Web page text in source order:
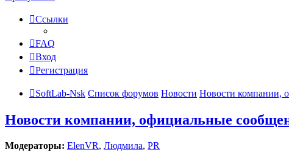
Ссылки
FAQ
Вход
Регистрация
SoftLab-Nsk Список форумов Новости Новости компании,
Новости компании, официальные
Модераторы: ElenVR, Людмила, PR